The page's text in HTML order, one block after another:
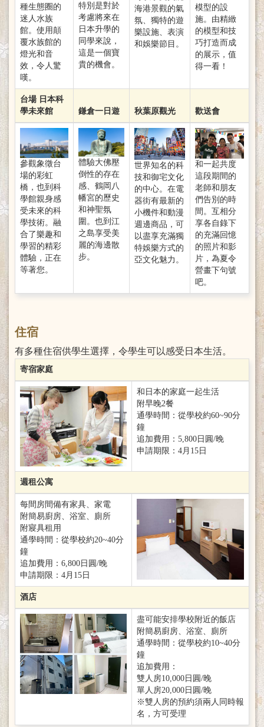
種生態圈的
迷人水族
館。使用顛
覆水族館的
燈光和音
效，令人驚
嘆。
特別是對於
考慮將來在
日本升學的
同學來說，
這是一個寶
貴的機會。
海港景觀的氣
氛、獨特的遊
樂設施、表演
和娛樂節目。
模型的設
施。由精緻
的模型和技
巧打造而成
的展示，值
得一看！
台場 日本科
學未來館
鎌倉一日遊 秋葉原觀光 歡送會
參觀象徵台
場的彩虹
橋，也到科
學館親身感
受未來的科
學技術。融
合了樂趣和
學習的精彩
體驗，正在
等著您。
體驗大佛壓
倒性的存在
感、鶴岡八
幡宮的歷史
和神聖氛
圍。也到江
之島享受美
麗的海邊散
步。
世界知名的科
技和御宅文化
的中心。在電
器街有最新的
小機件和動漫
週邊商品，可
以盡享充滿獨
特娛樂方式的
亞文化魅力。
和一起共度
這段期間的
老師和朋友
們告別的時
間。互相分
享各自錄下
的充滿回憶
的照片和影
片，為夏令
營畫下句號
吧。
住宿
有多種住宿供學生選擇，令學生可以感受日本生活。
寄宿家庭
和日本的家庭一起生活
附早晚2餐
通學時間：從學校約60~90分
鐘
追加費用：5,800日圓/晚
申請期限：4月15日
週租公寓
每間房間備有家具、家電
附簡易廚房、浴室、廁所
附寢具租用
通學時間：從學校約20~40分
鐘
追加費用：6,800日圓/晚
申請期限：4月15日
酒店
盡可能安排學校附近的飯店
附簡易廚房、浴室、廁所
通學時間：從學校約10~40分
鐘
追加費用：
雙人房10,000日圓/晚
單人房20,000日圓/晚
※雙人房的預約須兩人同時報
名，方可受理